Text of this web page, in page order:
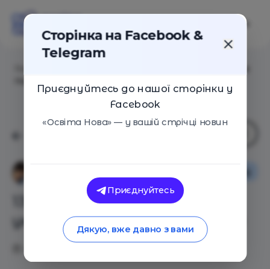
13 выводов 13-летней
украинки за год жизни в США
Сторінка на Facebook &
Telegram
Приєднуйтесь до нашої сторінки у
Facebook
«Освіта Нова» — у вашій стрічці новин
Приєднуйтесь
Дякую, вже давно з вами